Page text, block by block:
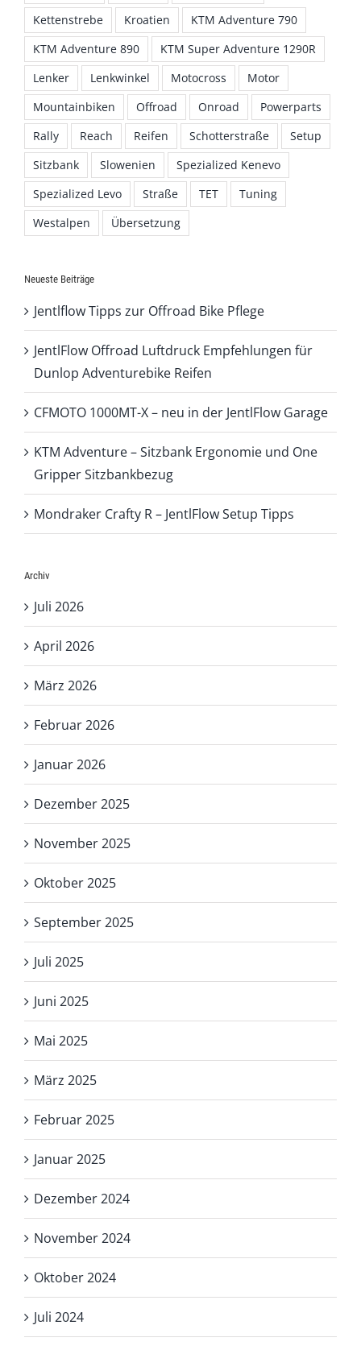
Kettenstrebe
Kroatien
KTM Adventure 790
KTM Adventure 890
KTM Super Adventure 1290R
Lenker
Lenkwinkel Motocross
Motor
Mountainbiken
Offroad Onroad
Powerparts
Rally
Reach Reifen Schotterstraße
Setup
Sitzbank
Slowenien
Spezialized Kenevo
Spezialized Levo
Straße TET
Tuning
Westalpen
Übersetzung
Neueste Beiträge
Jentlflow Tipps zur Offroad Bike Pflege
JentlFlow Offroad Luftdruck Empfehlungen für
Dunlop Adventurebike Reifen
CFMOTO 1000MT-X – neu in der JentlFlow Garage
KTM Adventure – Sitzbank Ergonomie und One
Gripper Sitzbankbezug
Mondraker Crafty R – JentlFlow Setup Tipps
Archiv
Juli 2026
April 2026
März 2026
Februar 2026
Januar 2026
Dezember 2025
November 2025
Oktober 2025
September 2025
Juli 2025
Juni 2025
Mai 2025
März 2025
Februar 2025
Januar 2025
Dezember 2024
November 2024
Oktober 2024
Juli 2024